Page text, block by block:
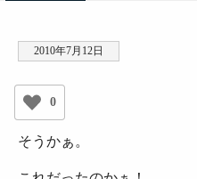
2010年7月12日
0
そうかぁ。